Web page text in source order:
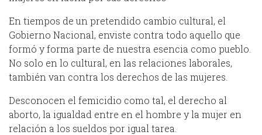
En tiempos de un pretendido cambio cultural, el
Gobierno Nacional, enviste contra todo aquello que
formó y forma parte de nuestra esencia como pueblo.
No solo en lo cultural, en las relaciones laborales,
también van contra los derechos de las mujeres.
Desconocen el femicidio como tal, el derecho al
aborto, la igualdad entre en el hombre y la mujer en
relación a los sueldos por igual tarea.